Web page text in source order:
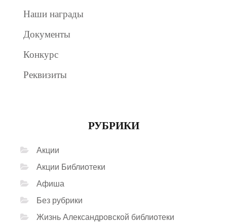
Наши награды
Документы
Конкурс
Реквизиты
РУБРИКИ
Акции
Акции Библиотеки
Афиша
Без рубрики
Жизнь Александровской библиотеки